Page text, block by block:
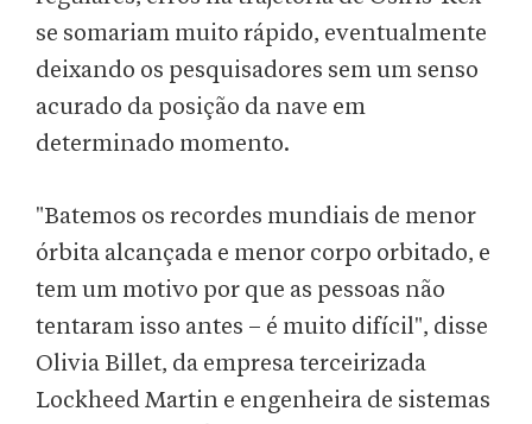
se somariam muito rápido, eventualmente
deixando os pesquisadores sem um senso
acurado da posição da nave em
determinado momento.
"Batemos os recordes mundiais de menor
órbita alcançada e menor corpo orbitado, e
tem um motivo por que as pessoas não
tentaram isso antes – é muito difícil", disse
Olivia Billet, da empresa terceirizada
Lockheed Martin e engenheira de sistemas